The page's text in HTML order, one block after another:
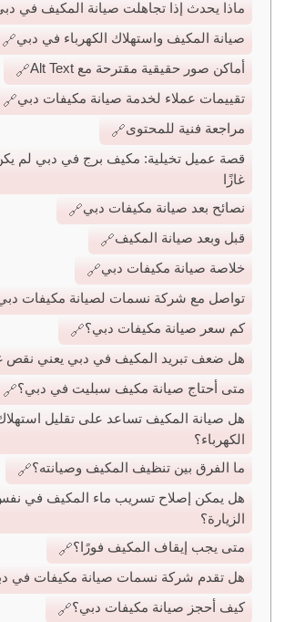
ماذا يحدث إذا تجاهلت صيانة المكيف في
صيانة المكيف واستهلاك الكهرباء في دبي
أماكن صور حقيقية مقترحة مع Alt Text
تقييمات عملاء لخدمة صيانة مكيفات دبي
مراجعة فنية للمحتوى
قصة عميل تخيلية: مكيف برج في دبي لم
غازًا
نصائح بعد صيانة مكيفات دبي
قبل وبعد صيانة المكيف
خلاصة صيانة مكيفات دبي
تواصل مع شركة نسمات لصيانة مكيفات
كم سعر صيانة مكيفات دبي؟
هل ضعف تبريد المكيف في دبي يعني نقص
متى أحتاج صيانة مكيف سبليت في دبي؟
هل صيانة المكيف تساعد على تقليل
الكهرباء؟
ما الفرق بين تنظيف المكيف وصيانته؟
هل يمكن إصلاح تسريب ماء المكيف في
الزيارة؟
متى يجب إيقاف المكيف فورًا؟
هل تقدم شركة نسمات صيانة مكيفات في
كيف أحجز صيانة مكيفات دبي؟